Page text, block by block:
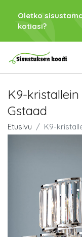
Oletko
kotiasi?
K9-
Gstaad
Etusivu K9-